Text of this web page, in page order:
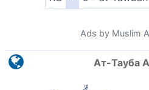
Ads by Muslim
Ат-Тауба